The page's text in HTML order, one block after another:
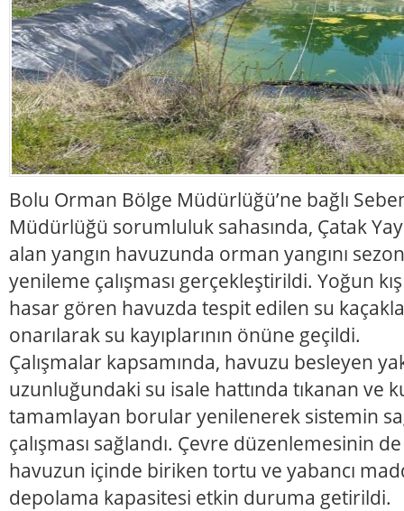
Bolu Orman Bölge Müdürlüğü’ne bağlı
Müdürlüğü sorumluluk sahasında, Çatak
alan yangın havuzunda orman yangını
yenileme çalışması gerçekleştirildi. Yoğun
hasar gören havuzda tespit edilen su
onarılarak su kayıplarının önüne geçildi.
Çalışmalar kapsamında, havuzu besleyen
uzunluğundaki su isale hattında tıkanan ve
tamamlayan borular yenilenerek sistemin
çalışması sağlandı. Çevre düzenlemesinin de
havuzun içinde biriken tortu ve yabancı
depolama kapasitesi etkin duruma getirildi.